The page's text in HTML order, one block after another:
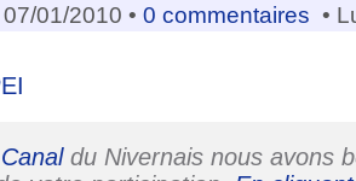
01/2010 • 0 commentaires •
Canaldu Nivernais nous avons